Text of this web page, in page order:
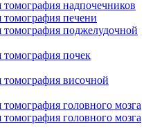
надпочечников
печени
поджелудочной
почек
височной
головного мозга
головного мозга